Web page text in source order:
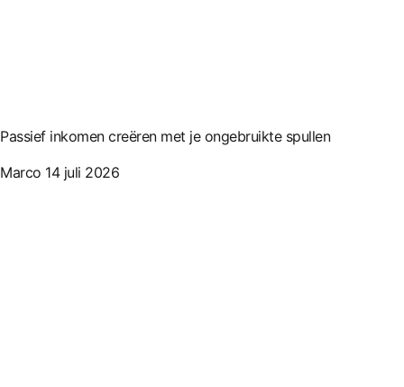
Passief inkomen creëren met je ongebruikte spullen
Marco 14 juli 2026